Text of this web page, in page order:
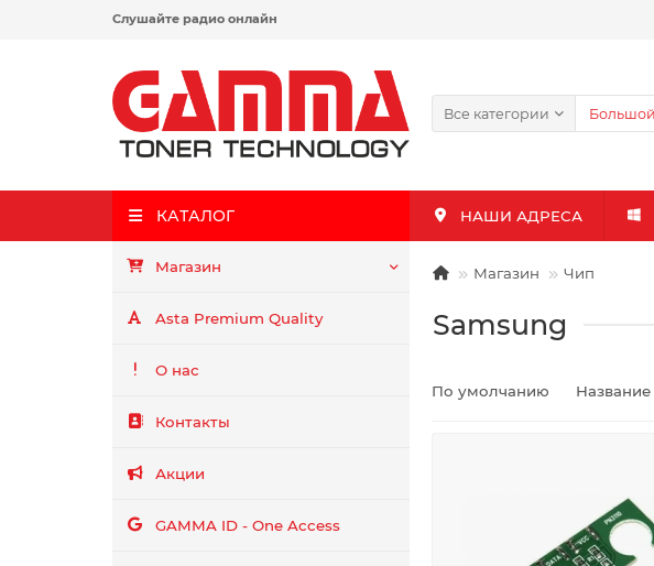
Слушайте радио онлайн
Все категории
КАТАЛОГ
Магазин
Asta Premium Quality
О нас
Контакты
Акции
GAMMA ID - One Access
НАШИ АДРЕСА
Магазин Чип
Samsung
По умолчанию Название